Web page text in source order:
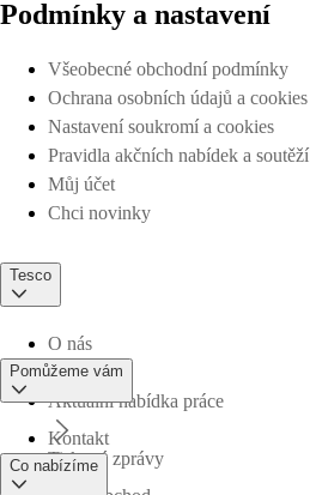
Podmínky a nastavení
Všeobecné obchodní podmínky
Ochrana osobních údajů a cookies
Nastavení soukromí a cookies
Pravidla akčních nabídek a soutěží
Můj účet
Chci novinky
Tesco
O nás
Aktuální nabídka práce
Tiskové zprávy
Pomůžeme vám
Kontakt
Co nabízíme